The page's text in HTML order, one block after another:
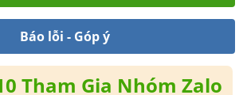
Báo lỗi - Góp ý
Tham Gia Nhóm Zalo